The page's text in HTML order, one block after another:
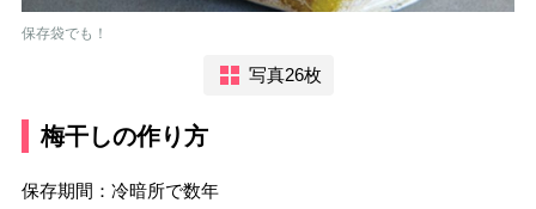
保存袋でも！
写真26枚
梅干しの作り方
保存期間：冷暗所で数年